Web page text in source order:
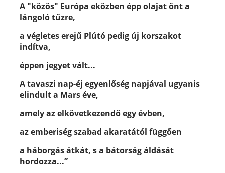
A "közös" Európa eközben épp olajat önt a
lángoló tűzre,
a végletes erejű Plútó pedig új korszakot
indítva,
éppen jegyet vált...
A tavaszi nap-éj egyenlőség napjával ugyanis
elindult a Mars éve,
amely az elkövetkezendő egy évben,
az emberiség szabad akaratától függően
a háborgás átkát, s a bátorság áldását
hordozza...”